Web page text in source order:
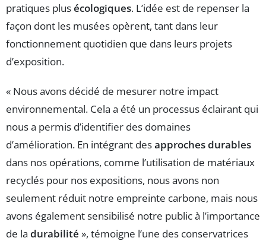
pratiques plusécologiques. L’idée est de repenser la
façon dont les musées opèrent, tant dans leur
fonctionnement quotidien que dans leurs projets
d’exposition.
« Nous avons décidé de mesurer notre impact
environnemental. Cela a été un processus éclairant qui
nous a permis d’identifier des domaines
d’amélioration. En intégrant desapproches durables
dans nos opérations, comme l’utilisation de matériaux
recyclés pour nos expositions, nous avons non
seulement réduit notre empreinte carbone, mais nous
avons également sensibilisé notre public à l’importance
de la durabilité », témoigne l’une des conservatrices